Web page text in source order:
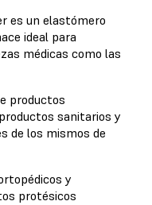
es un elastómero
ideal para
médicas como las
productos
sanitarios y
de los mismos de
y
protésicos